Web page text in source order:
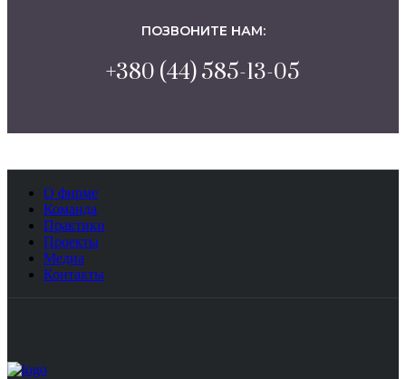
ПОЗВОНИТЕ НАМ:
+380 (44) 585-13-05
О фирме
Команда
Практики
Проекты
Медиа
Контакты